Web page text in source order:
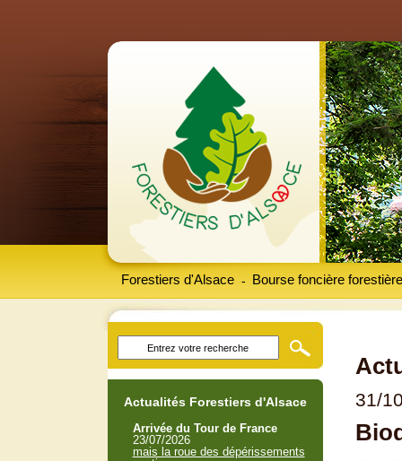
Forestiers d'Alsace Bourse foncière forestière
-
31/
Actualités Forestiers d'Alsace
Arrivée du Tour de France
23/07/2026
mais la roue des dépérissements